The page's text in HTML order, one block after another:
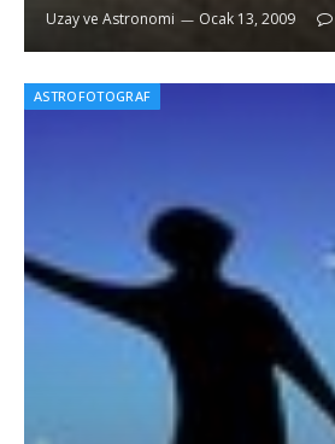
Uzay ve Astronomi Ocak 13, 2009
ASTROFOTOGRAF